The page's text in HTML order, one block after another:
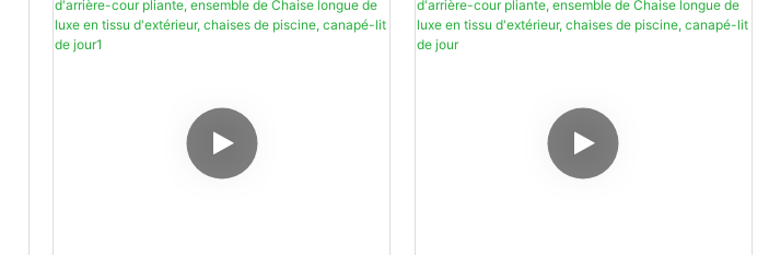
Aluminium, Double Lit De
Bronzage, Côté Piscine D'hôtel,
Chaise Longue Extérieure Chaises
De Piscine Sièges Lit De Jour